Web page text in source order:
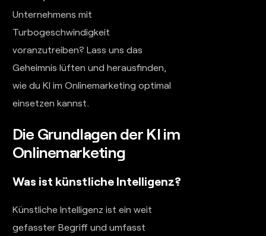
Unternehmens mit
Turbogeschwindigkeit
voranzutreiben? Lass uns das
Geheimnis lüften und herausfinden,
wie du KI im Onlinemarketing optimal
einsetzen kannst.
Die Grundlagen der KI im
Onlinemarketing
Was ist künstliche Intelligenz?
Künstliche Intelligenz ist ein weit
gefasster Begriff und umfasst